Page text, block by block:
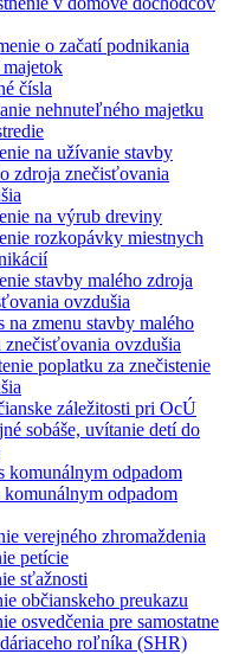
o začatí podnikania
čísla
nehnuteľného majetku
na užívanie stavby
zdroja znečisťovania
na výrub dreviny
rozkopávky miestnych
stavby malého zdroja
ovzdušia
na zmenu stavby malého
znečisťovania ovzdušia
poplatku za znečistenie
záležitosti pri OcÚ
sobáše, uvítanie detí do
komunálnym odpadom
odpadom
verejného zhromaždenia
petície
sťažnosti
občianskeho preukazu
osvedčenia pre samostatne
roľníka (SHR)